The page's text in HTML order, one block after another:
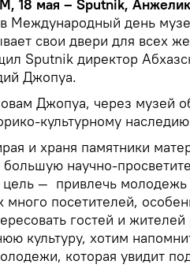
18 мая – Sputnik,
Международный день
свои двери для всех
Sputnik директор
Джопуа.
Джопуа, через музей
культурному
и храня памятники
большую научно-
— привлечь молодежь
много посетителей,
гостей и
культуру, хотим
которая увидит